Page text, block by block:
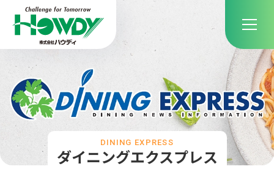
ダイニングエクスプレス
DINING EXPRESS